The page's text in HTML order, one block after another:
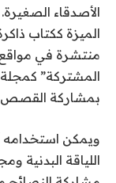
الأصدقاء
الميزة ككتاب
منتشرة في مواقع
المشتركة”
بمشاركة القصص
ويمكن استخدامه
اللياقة البدنية